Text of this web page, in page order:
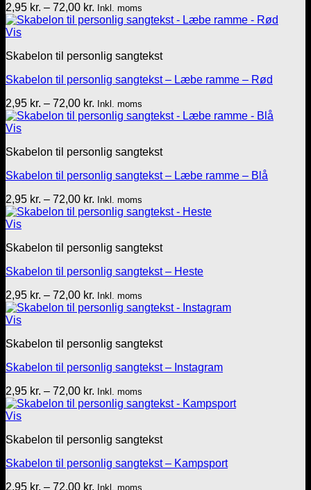
2,95 kr. – 72,00 kr. Prisinterval:
2,95 kr.
Inkl. moms
Vis
Skabelon til personlig sangtekst
Skabelon til personlig sangtekst – Læbe ramme – Rød
2,95 kr. – 72,00 kr. Prisinterval:
2,95 kr.
Inkl. moms
Vis
Skabelon til personlig sangtekst
Skabelon til personlig sangtekst – Læbe ramme – Blå
2,95 kr. – 72,00 kr. Prisinterval:
2,95 kr.
Inkl. moms
Vis
Skabelon til personlig sangtekst
Skabelon til personlig sangtekst – Heste
2,95 kr. – 72,00 kr. Prisinterval:
2,95 kr.
Inkl. moms
Vis
Skabelon til personlig sangtekst
Skabelon til personlig sangtekst – Instagram
2,95 kr. – 72,00 kr. Prisinterval:
2,95 kr.
Inkl. moms
Vis
Skabelon til personlig sangtekst
Skabelon til personlig sangtekst – Kampsport
2,95 kr. – 72,00 kr. Prisinterval:
Inkl. moms